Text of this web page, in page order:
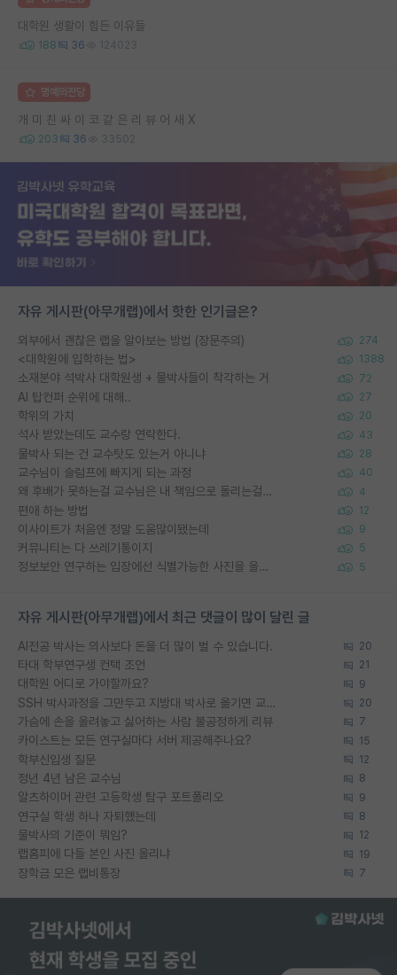
대학원 생활이 힘든 이유들
188 36 124023
명예의전당
개 미 친 싸 이 코 같 은 리 뷰 어 새 X
203 36 33502
자유 게시판(아무개랩)에서 핫한 인기글은?
외부에서 괜찮은 랩을 알아보는 방법 (장문주의) 274
<대학원에 입학하는 법> 1388
소재분야 석박사 대학원생 + 물박사들이 착각하는 거 72
AI 탑컨퍼 순위에 대해.. 27
학위의 가치 20
석사 받았는데도 교수랑 연락한다. 43
물박사 되는 건 교수탓도 있는거 아니냐 28
교수님이 슬럼프에 빠지게 되는 과정 40
왜 후배가 못하는걸 교수님은 내 책임으로 돌리는걸까요? 4
편애 하는 방법 12
이사이트가 처음엔 정말 도움많이됐는데 9
커뮤니티는 다 쓰레기통이지 5
정보보안 연구하는 입장에선 식별가능한 사진을 올리는건 비추이긴함 5
자유 게시판(아무개랩)에서 최근 댓글이 많이 달린 글
AI전공 박사는 의사보다 돈을 더 많이 벌 수 있습니다. 20
타대 학부연구생 컨택 조언 21
대학원 어디로 가야할까요? 9
SSH 박사과정을 그만두고 지방대 박사로 옮기면 교수의 꿈은 끝일까요? 20
가슴에 손을 올려놓고 싫어하는 사람 불공정하게 리뷰 7
카이스트는 모든 연구실마다 서버 제공해주나요? 15
학부신입생 질문 12
정년 4년 남은 교수님 8
알츠하이머 관련 고등학생 탐구 포트폴리오 9
연구실 학생 하나 자퇴했는데 8
물박사의 기준이 뭐임? 12
랩홈피에 다들 본인 사진 올리냐 19
장학금 모은 랩비통장 7